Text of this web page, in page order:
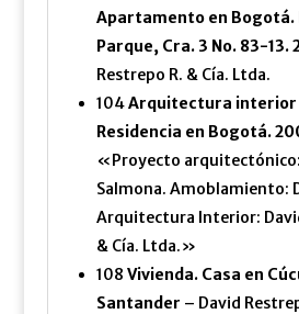
Apartamento en Bogotá.
Parque, Cra. 3 No. 83-13.
Restrepo R. & Cía. Ltda.
104Arquitectura interior
Residencia en Bogotá.
«Proyecto
Salmona. Amoblamiento:
Arquitectura Interior:
& Cía. Ltda.»
108 Vivienda. Casa en
Santander – David